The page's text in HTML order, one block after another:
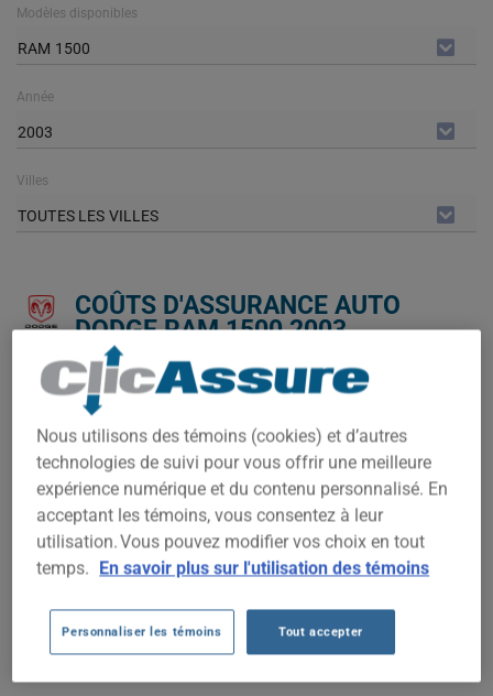
Modèles disponibles
RAM 1500
Année
2003
Villes
TOUTES LES VILLES
COÛTS D'ASSURANCE AUTO
DODGE RAM 1500 2003.
Nous n'avons pas encore suffisamment de données
d'assurance auto pour ce véhicule.
Essayez un autre modèle ou une autre année, ou
commencez une soumission pour un prix personnalisé.
Pour trouver la meilleur assurance pour votre véhicule DODGE
RAM 1500 2003, il est plus important que jamais de comparer
les options disponibles.
1500 2003
Nous utilisons des témoins (cookies) et d’autres
technologies de suivi pour vous offrir une meilleure
expérience numérique et du contenu personnalisé. En
acceptant les témoins, vous consentez à leur
utilisation. Vous pouvez modifier vos choix en tout
temps. En savoir plus sur l'utilisation des témoins
Personnaliser les témoins Tout accepter